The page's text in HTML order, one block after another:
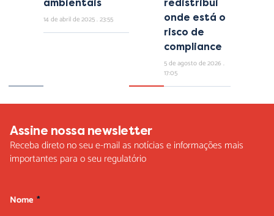
ambientais
14 de abril de 2025 23:55
redistribui
onde está o
risco de
compliance
5 de agosto de 2026
17:05
Assine nossa newsletter
Receba direto no seu e-mail as notícias e informações mais
importantes para o seu regulatório
Nome